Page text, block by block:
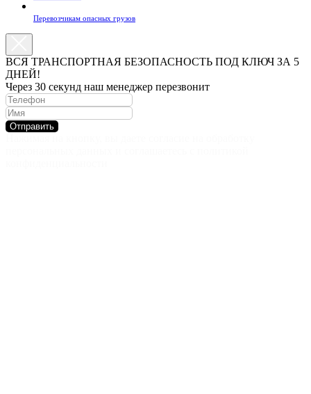
Перевозчикам опасных грузов
ВСЯ ТРАНСПОРТНАЯ БЕЗОПАСНОСТЬ ПОД КЛЮЧ ЗА 5
ДНЕЙ!
Через 30 секунд наш менеджер перезвонит
Отправить